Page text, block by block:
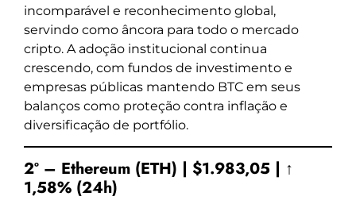
incomparável e reconhecimento global,
servindo como âncora para todo o mercado
cripto. A adoção institucional continua
crescendo, com fundos de investimento e
empresas públicas mantendo BTC em seus
balanços como proteção contra inflação e
diversificação de portfólio.
2º – Ethereum (ETH) | $1.983,05 | ↑
1,58% (24h)